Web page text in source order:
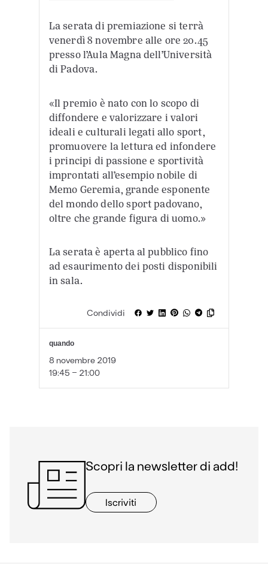
La serata di premiazione si terrà
venerdì 8 novembre alle ore 20.45
presso l’Aula Magna dell’Università
di Padova.
«Il premio è nato con lo scopo di
diffondere e valorizzare i valori
ideali e culturali legati allo sport,
promuovere la lettura ed infondere
i principi di passione e sportività
improntati all’esempio nobile di
Memo Geremia, grande esponente
del mondo dello sport padovano,
oltre che grande figura di uomo.»
La serata è aperta al pubblico fino
ad esaurimento dei posti disponibili
in sala.
Condividi
quando
8 novembre 2019
19:45 - 21:00
Scopri la newsletter di add!
Iscriviti